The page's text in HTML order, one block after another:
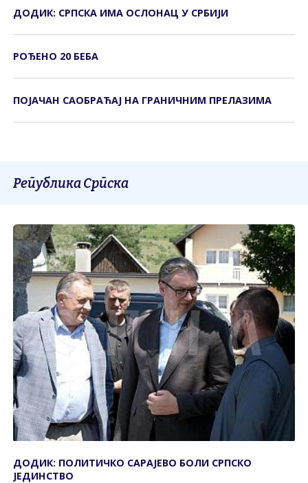
ДОДИК: СРПСКА ИМА ОСЛОНАЦ У СРБИЈИ
РОЂЕНО 20 БЕБА
ПОЈАЧАН САОБРАЋАЈ НА ГРАНИЧНИМ ПРЕЛАЗИМА
Република Српска
ДОДИК: ПОЛИТИЧКО САРАЈЕВО БОЛИ СРПСКО
ЈЕДИНСТВО